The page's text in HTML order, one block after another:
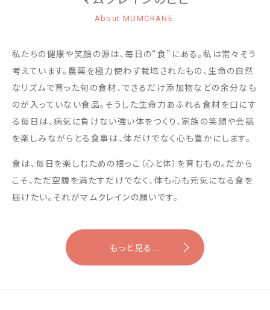
About MUMCRANE.
私たちの健康や笑顔の源は、毎日の“食”にある。私は常々そう
考えています。農薬を極力使わず栽培されたもの、生命の自然
なリズムで育った旬の食材、できるだけ添加物などの余分なも
のが入っていない食品。そうした生命力あふれる食材を口にす
る毎日は、病気に負けない強い体をつくり、家族の笑顔や会話
を楽しみながらとる食事は、体だけでなく心も豊かにします。
食は、毎日を楽しむための根っこ（心と体）を育むもの。だから
こそ、ただ空腹を満たすだけでなく、体も心も元気になる食を
届けたい。それがマムクレインの願いです。
もっと見る...